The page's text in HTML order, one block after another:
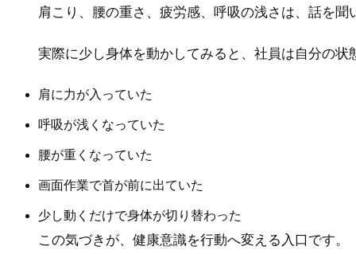
肩こり、腰の重さ、疲労感、呼吸の浅さは、話を
実際に少し身体を動かしてみると、社員は自分の状
肩に力が入っていた
呼吸が浅くなっていた
腰が重くなっていた
画面作業で首が前に出ていた
少し動くだけで身体が切り替わった
この気づきが、健康意識を行動へ変える入口です。